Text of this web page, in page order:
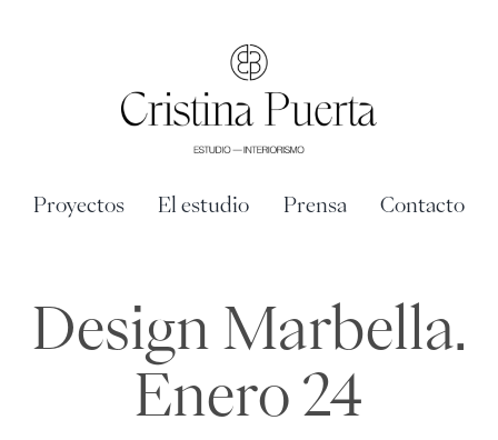
Proyectos El estudio Prensa Contacto
Design Marbella.
Enero 24